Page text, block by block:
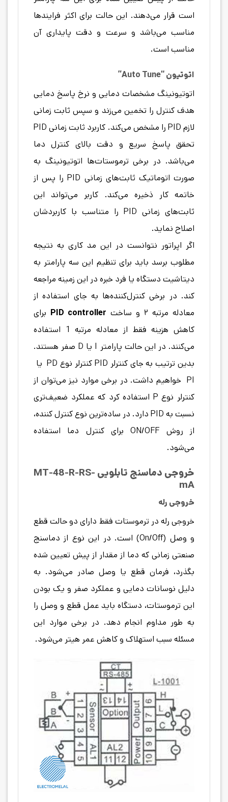
است قرار می‌دهند. این حالت برای اکثر فرایندها
مناسب می‌باشد و سرعت و دقت پایداری آن
مناسب است.
اتوتیون “Auto Tune”
اتوتیونینگ مشخصات دمایی و نرخ پاسخ دمایی
هدف کنترل را تخمین می‌زند و سپس ثابت زمانی
لازم PID را مشخص می‌کند. کاربرد ثابت زمانی PID
تحقق پاسخ سریع و دقت بالای کنترل دما
می‌باشد. در برخی ترموستات‌ها اتوتیونینگ به
صورت اتوماتیک ثابت‌های زمانی PID را پس از
خاتمه کار ذخیره می‌کند. کاربر می‌تواند این
ثابت‌های زمانی PID را متناسب با کاربردشان
اصلاح نماید.
اگر اپراتور نتوانست در این مد کاری به نتیجه
مطلوب برسد باید برای تنظیم این سه پارامتر به
دیتاشیت دستگاه یا فرد خبره در این زمینه مراجعه
کند. در برخی کنترل‌کننده‌ها به جای استفاده از
معادله مرتبه ۲ و ساخت
PID controller برای
کاهش هزینه فقط از معادله مرتبه 1 استفاده
می‌کنند. در این حالت پارامتر I یا D صفر هستند.
بدین ترتیب به جای کنترلر PID کنترلر نوع PD یا
PI خواهیم داشت. در برخی موارد نیز می‌توان از
کنترلر نوع P استفاده کرد که عملکرد ضعیف‌تری
نسبت به PID دارد. در ساده‌ترین نوع کنترل کننده،
از روش ON/OFF برای کنترل دما استفاده
می‌شود.
خروجی دماسنج
تابلویی MT-48-R-RS-
mA
خروجی رله
خروجی رله در ترموستات فقط دارای دو حالت قطع
و وصل (On/Off) است. در این نوع از دماسنج
صنعتی زمانی که دما از مقدار از پیش تعیین شده
بگذرد، فرمان قطع یا وصل صادر می‌شود. به
دلیل نوسانات دمایی و عملکرد صفر و یک بودن
این ترموستات، دستگاه باید عمل قطع و وصل را
به طور مداوم انجام دهد. در برخی موارد این
مسئله سبب استهلاک و کاهش عمر هیتر می‌شود.